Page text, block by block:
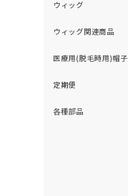
ウィッグ
ウィッグ関連商品
医療用(脱毛時用)帽子
定期便
各種部品